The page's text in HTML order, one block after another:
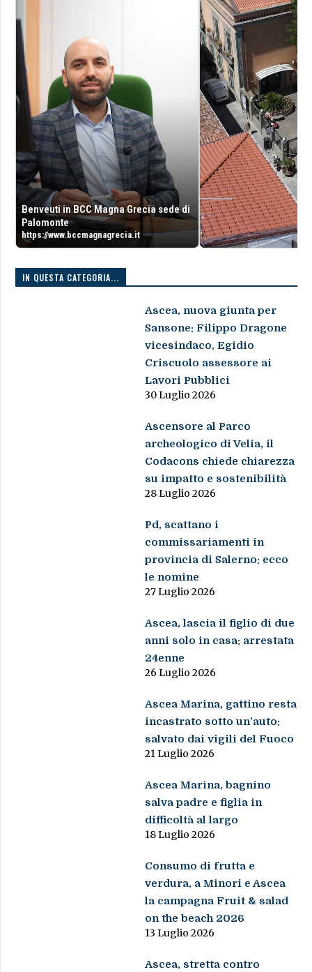
Benveuti in BCC Magna Grecia sede di
Palomonte
https://www.bccmagnagrecia.it
IN QUESTA CATEGORIA...
Ascea, nuova giunta per
Sansone: Filippo Dragone
vicesindaco, Egidio
Criscuolo assessore ai
Lavori Pubblici
30 Luglio 2026
Ascensore al Parco
archeologico di Velia, il
Codacons chiede chiarezza
su impatto e sostenibilità
28 Luglio 2026
Pd, scattano i
commissariamenti in
provincia di Salerno: ecco
le nomine
27 Luglio 2026
Ascea, lascia il figlio di due
anni solo in casa: arrestata
24enne
26 Luglio 2026
Ascea Marina, gattino resta
incastrato sotto un’auto:
salvato dai vigili del Fuoco
21 Luglio 2026
Ascea Marina, bagnino
salva padre e figlia in
difficoltà al largo
18 Luglio 2026
Consumo di frutta e
verdura, a Minori e Ascea
la campagna Fruit & salad
on the beach 2026
13 Luglio 2026
Ascea, stretta contro